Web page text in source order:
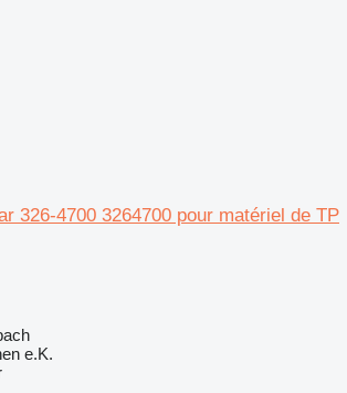
326-4700 3264700 pour matériel de TP
e.K.